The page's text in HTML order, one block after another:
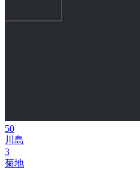
50
川島
3
菊地